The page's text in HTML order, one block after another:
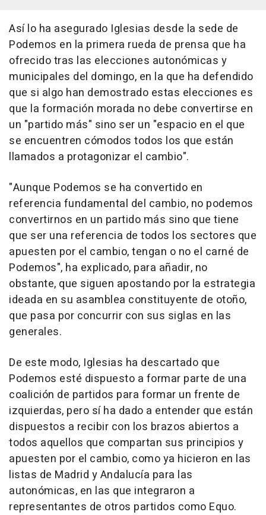
Así lo ha asegurado Iglesias desde la sede de
Podemos en la primera rueda de prensa que ha
ofrecido tras las elecciones autonómicas y
municipales del domingo, en la que ha defendido
que si algo han demostrado estas elecciones es
que la formación morada no debe convertirse en
un "partido más" sino ser un "espacio en el que
se encuentren cómodos todos los que están
llamados a protagonizar el cambio".
"Aunque Podemos se ha convertido en
referencia fundamental del cambio, no podemos
convertirnos en un partido más sino que tiene
que ser una referencia de todos los sectores que
apuesten por el cambio, tengan o no el carné de
Podemos", ha explicado, para añadir, no
obstante, que siguen apostando por la estrategia
ideada en su asamblea constituyente de otoño,
que pasa por concurrir con sus siglas en las
generales.
De este modo, Iglesias ha descartado que
Podemos esté dispuesto a formar parte de una
coalición de partidos para formar un frente de
izquierdas, pero sí ha dado a entender que están
dispuestos a recibir con los brazos abiertos a
todos aquellos que compartan sus principios y
apuesten por el cambio, como ya hicieron en las
listas de Madrid y Andalucía para las
autonómicas, en las que integraron a
representantes de otros partidos como Equo.